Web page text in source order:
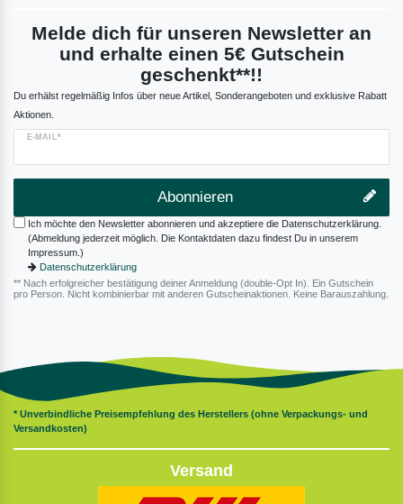
Melde dich für unseren Newsletter an
und erhalte einen 5€ Gutschein
geschenkt**!!
Du erhälst regelmäßig Infos über neue Artikel, Sonderangeboten und exklusive Rabatt
Aktionen.
E-MAIL*
Abonnieren
Ich möchte den Newsletter abonnieren und akzeptiere die Datenschutzerklärung.
(Abmeldung jederzeit möglich. Die Kontaktdaten dazu findest Du in unserem
Impressum.)
Datenschutzerklärung
** Nach erfolgreicher bestätigung deiner Anmeldung (double-Opt In). Ein Gutschein
pro Person. Nicht kombinierbar mit anderen Gutscheinaktionen. Keine Barauszahlung.
* Unverbindliche Preisempfehlung des Herstellers (ohne Verpackungs- und
Versandkosten)
Versand